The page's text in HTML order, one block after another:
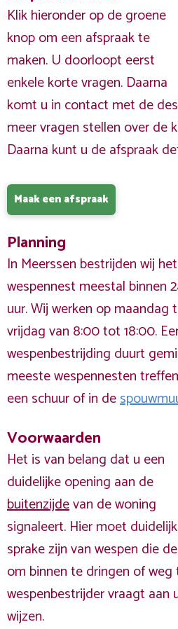
Klik hieronder op de groene
knop om een afspraak te
maken. U doorloopt eerst
enkele korte vragen. Daarna
komt u in contact met de
meer vragen stellen over de
Daarna kunt u de afspraak
Maak een afspraak
Planning
In Meerssen bestrijden wij het
wespennest meestal binnen
uur. Wij werken op maandag
vrijdag van 8:00 tot 18:00.
wespenbestrijding duurt
meeste wespennesten
een schuur of in de
Voorwaarden
Het is van belang dat u een
duidelijke opening aan de
buitenzijdevan de woning
signaleert. Hier moet duidelijk
sprake zijn van wespen die
om binnen te dringen of weg
wespenbestrijder vraagt aan
wijzen.